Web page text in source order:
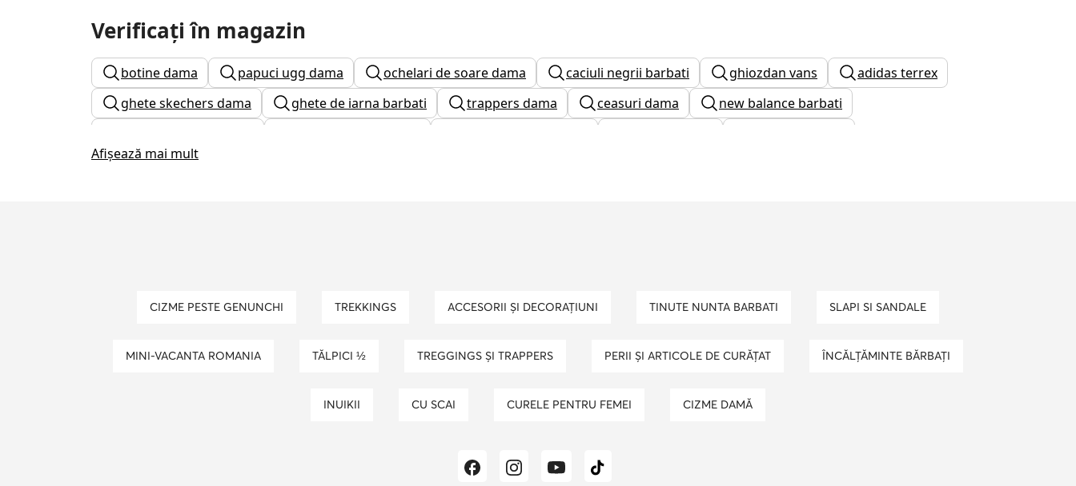
Verificați în magazin
botine dama papuci ugg dama ochelari de soare dama caciuli negrii barbati ghiozdan vans
adidas terrex
ghete skechers dama
ghete de iarna barbati trappers dama ceasuri dama
new balance barbati
adidasi nike barbati
Afișează mai mult
CIZME PESTE GENUNCHI TREKKINGS ACCESORII ȘI DECORAȚIUNI TINUTE NUNTA BARBATI SLAPI SI SANDALE
MINI-VACANTA ROMANIA TĂLPICI ½ TREGGINGS ȘI TRAPPERS PERII ȘI ARTICOLE DE CURĂȚAT ÎNCĂLȚĂMINTE BĂRBAȚI
INUIKII CU SCAI CURELE PENTRU FEMEI CIZME DAMĂ